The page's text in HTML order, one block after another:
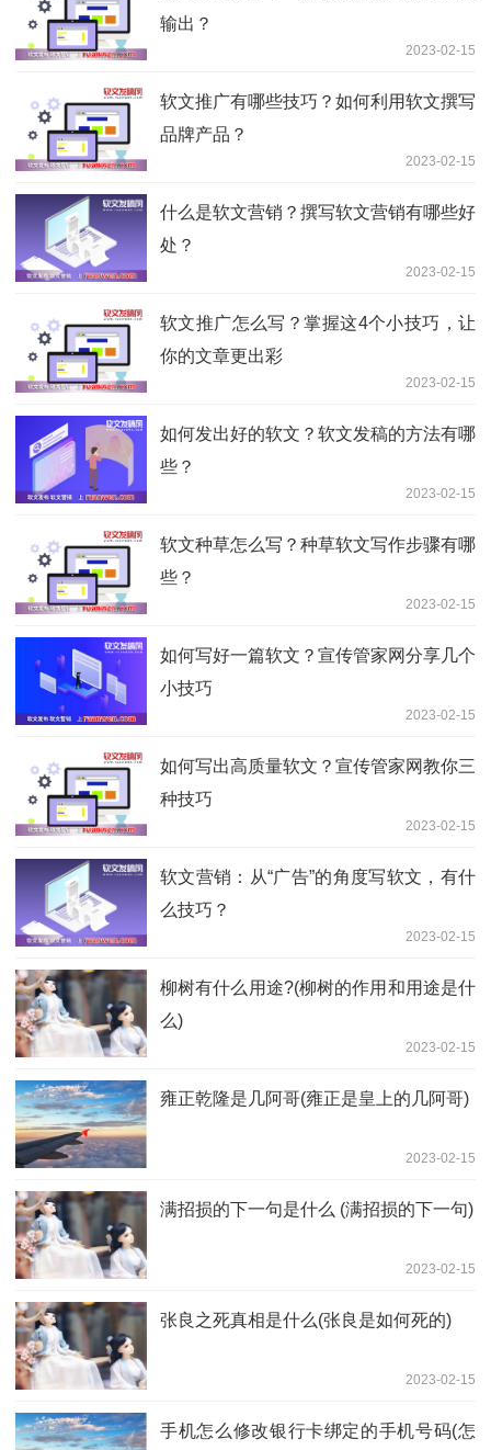
输出？
2023-02-15
软文推广有哪些技巧？如何利用软文撰写
品牌产品？
2023-02-15
什么是软文营销？撰写软文营销有哪些好
处？
2023-02-15
软文推广怎么写？掌握这4个小技巧，让
你的文章更出彩
2023-02-15
如何发出好的软文？软文发稿的方法有哪
些？
2023-02-15
软文种草怎么写？种草软文写作步骤有哪
些？
2023-02-15
如何写好一篇软文？宣传管家网分享几个
小技巧
2023-02-15
如何写出高质量软文？宣传管家网教你三
种技巧
2023-02-15
软文营销：从“广告”的角度写软文，有什
么技巧？
2023-02-15
柳树有什么用途?(柳树的作用和用途是什
么)
2023-02-15
雍正乾隆是几阿哥(雍正是皇上的几阿哥)
2023-02-15
满招损的下一句是什么 (满招损的下一句)
2023-02-15
张良之死真相是什么(张良是如何死的)
2023-02-15
手机怎么修改银行卡绑定的手机号码(怎